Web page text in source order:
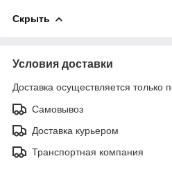
Скрыть
Условия доставки
Доставка осуществляется только
Самовывоз
Доставка курьером
Транспортная компания